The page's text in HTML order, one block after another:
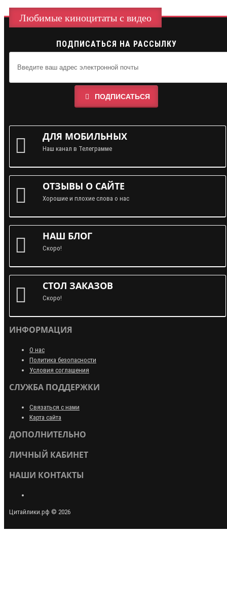
Любимые киноцитаты с видео
ПОДПИСАТЬСЯ НА РАССЫЛКУ
ПОДПИСАТЬСЯ
ДЛЯ МОБИЛЬНЫХ
Наш канал в Телеграмме
ОТЗЫВЫ О САЙТЕ
Хорошие и плохие слова о нас
НАШ БЛОГ
Скоро!
СТОЛ ЗАКАЗОВ
Скоро!
ИНФОРМАЦИЯ
О нас
Политика безопасности
Условия соглашения
СЛУЖБА ПОДДЕРЖКИ
Связаться с нами
Карта сайта
ДОПОЛНИТЕЛЬНО
ЛИЧНЫЙ КАБИНЕТ
НАШИ КОНТАКТЫ
Цитайлики.рф © 2026